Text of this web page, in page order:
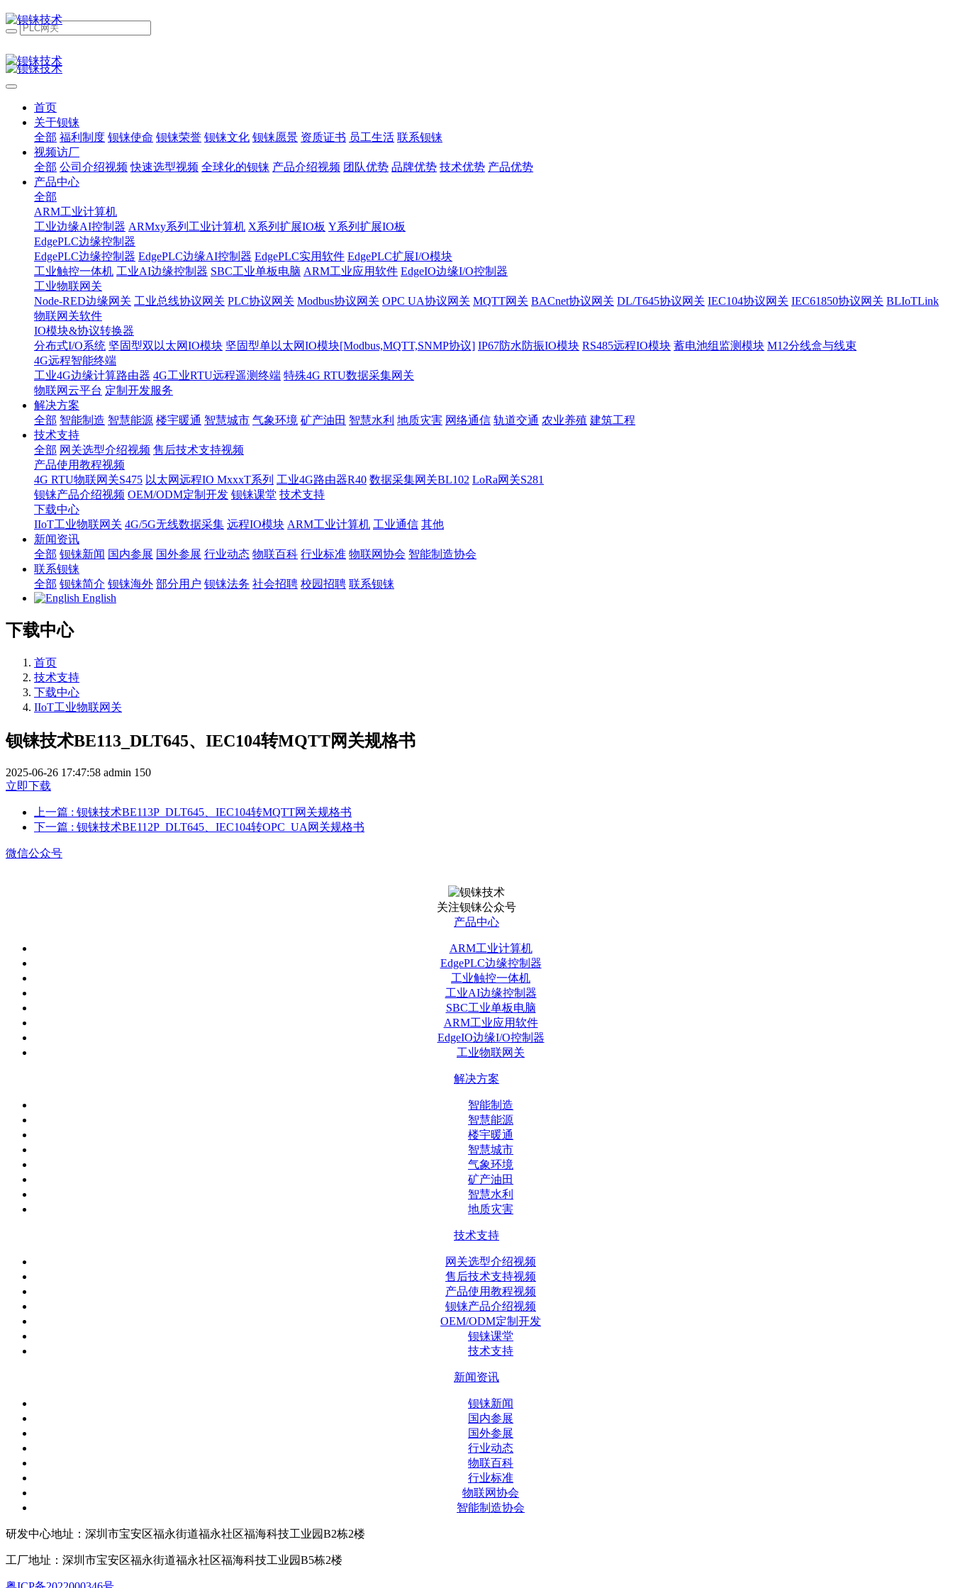
首页
关于钡铼
全部 福利制度 钡铼使命 钡铼荣誉 钡铼文化 钡铼愿景 资质证书 员工生活 联系钡铼
视频访厂
全部 公司介绍视频 快速选型视频 全球化的钡铼 产品介绍视频 团队优势 品牌优势 技术优势 产品优势
产品中心
全部
ARM工业计算机
工业边缘AI控制器 ARMxy系列工业计算机 X系列扩展IO板 Y系列扩展IO板
EdgePLC边缘控制器
EdgePLC边缘控制器 EdgePLC边缘AI控制器 EdgePLC实用软件 EdgePLC扩展I/O模块
工业触控一体机 工业AI边缘控制器 SBC工业单板电脑 ARM工业应用软件 EdgeIO边缘I/O控制器
工业物联网关
Node-RED边缘网关 工业总线协议网关 PLC协议网关 Modbus协议网关 OPC UA协议网关 MQTT网关 BACnet协议网关 DL/T645协议网关 IEC104协议网关 IEC61850协议网关 BLIoTLink
物联网关软件
IO模块&协议转换器
分布式I/O系统 坚固型双以太网IO模块 坚固型单以太网IO模块[Modbus,MQTT,SNMP协议] IP67防水防振IO模块 RS485远程IO模块 蓄电池组监测模块 M12分线盒与线束
4G远程智能终端
工业4G边缘计算路由器 4G工业RTU远程遥测终端 特殊4G RTU数据采集网关
物联网云平台 定制开发服务
解决方案
全部 智能制造 智慧能源 楼宇暖通 智慧城市 气象环境 矿产油田 智慧水利 地质灾害 网络通信 轨道交通 农业养殖 建筑工程
技术支持
全部 网关选型介绍视频 售后技术支持视频
产品使用教程视频
4G RTU物联网关S475 以太网远程IO MxxxT系列 工业4G路由器R40 数据采集网关BL102 LoRa网关S281
钡铼产品介绍视频 OEM/ODM定制开发 钡铼课堂 技术支持
下载中心
IIoT工业物联网关 4G/5G无线数据采集 远程IO模块 ARM工业计算机 工业通信 其他
新闻资讯
全部 钡铼新闻 国内参展 国外参展 行业动态 物联百科 行业标准 物联网协会 智能制造协会
联系钡铼
全部 钡铼简介 钡铼海外 部分用户 钡铼法务 社会招聘 校园招聘 联系钡铼
English
下载中心
首页
技术支持
下载中心
IIoT工业物联网关
钡铼技术BE113_DLT645、IEC104转MQTT网关规格书
2025-06-26 17:47:58 admin 150
立即下载
上一篇 : 钡铼技术BE113P_DLT645、IEC104转MQTT网关规格书
下一篇 : 钡铼技术BE112P_DLT645、IEC104转OPC_UA网关规格书
微信公众号
关注钡铼公众号
产品中心
ARM工业计算机
EdgePLC边缘控制器
工业触控一体机
工业AI边缘控制器
SBC工业单板电脑
ARM工业应用软件
EdgeIO边缘I/O控制器
工业物联网关
解决方案
智能制造
智慧能源
楼宇暖通
智慧城市
气象环境
矿产油田
智慧水利
地质灾害
技术支持
网关选型介绍视频
售后技术支持视频
产品使用教程视频
钡铼产品介绍视频
OEM/ODM定制开发
钡铼课堂
技术支持
新闻资讯
钡铼新闻
国内参展
国外参展
行业动态
物联百科
行业标准
物联网协会
智能制造协会
研发中心地址：深圳市宝安区福永街道福永社区福海科技工业园B2栋2楼
工厂地址：深圳市宝安区福永街道福永社区福海科技工业园B5栋2楼